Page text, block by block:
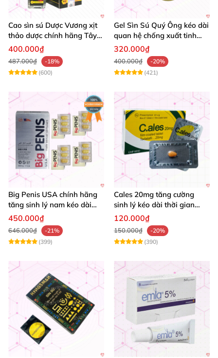
Cao sìn sú Dược Vương xịt
thảo dược chính hãng Tây
Nguyên tốt nhất
400.000₫
487.000₫
-18%
(600)
Gel Sìn Sú Quý Ông kéo dài
quan hệ chống xuất tinh
nhanh
320.000₫
400.000₫
-20%
(421)
Big Penis USA chính hãng
tăng sinh lý nam kéo dài
thời gian cường dương hộp
450.000₫
646.000₫
-21%
(399)
Cales 20mg tăng cường
sinh lý kéo dài thời gian
quan hệ chống xuất tinh
120.000₫
150.000₫
-20%
(390)